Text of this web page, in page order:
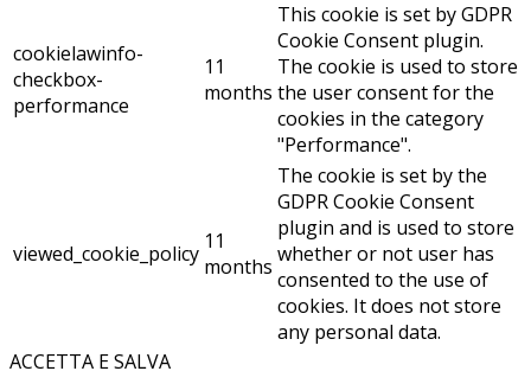
cookielawinfo-
checkbox-
performance
11
months
This cookie is set by GDPR
Cookie Consent plugin.
The cookie is used to store
the user consent for the
cookies in the category
"Performance".
viewed_cookie_policy 11
months
The cookie is set by the
GDPR Cookie Consent
plugin and is used to store
whether or not user has
consented to the use of
cookies. It does not store
any personal data.
ACCETTA E SALVA